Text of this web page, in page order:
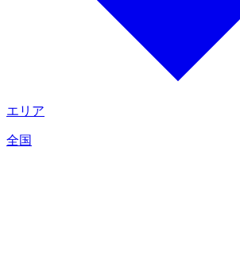
エリア
全国